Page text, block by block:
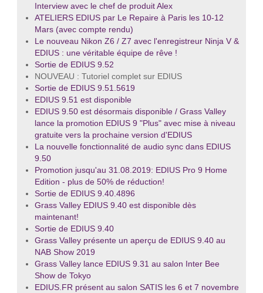
Interview avec le chef de produit Alex
ATELIERS EDIUS par Le Repaire à Paris les 10-12
Mars (avec compte rendu)
Le nouveau Nikon Z6 / Z7 avec l'enregistreur Ninja V &
EDIUS : une véritable équipe de rêve !
Sortie de EDIUS 9.52
NOUVEAU : Tutoriel complet sur EDIUS
Sortie de EDIUS 9.51.5619
EDIUS 9.51 est disponible
EDIUS 9.50 est désormais disponible / Grass Valley
lance la promotion EDIUS 9 "Plus" avec mise à niveau
gratuite vers la prochaine version d'EDIUS
La nouvelle fonctionnalité de audio sync dans EDIUS
9.50
Promotion jusqu'au 31.08.2019: EDIUS Pro 9 Home
Edition - plus de 50% de réduction!
Sortie de EDIUS 9.40.4896
Grass Valley EDIUS 9.40 est disponible dès
maintenant!
Sortie de EDIUS 9.40
Grass Valley présente un aperçu de EDIUS 9.40 au
NAB Show 2019
Grass Valley lance EDIUS 9.31 au salon Inter Bee
Show de Tokyo
EDIUS.FR présent au salon SATIS les 6 et 7 novembre